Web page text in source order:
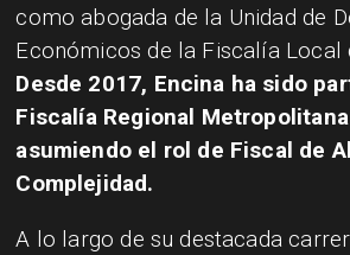
como abogada de la Unidad de
Económicos de la Fiscalía Local
Desde 2017, Encina ha sido
Fiscalía Regional
asumiendo el rol de Fiscal de
Complejidad.
A lo largo de su destacada